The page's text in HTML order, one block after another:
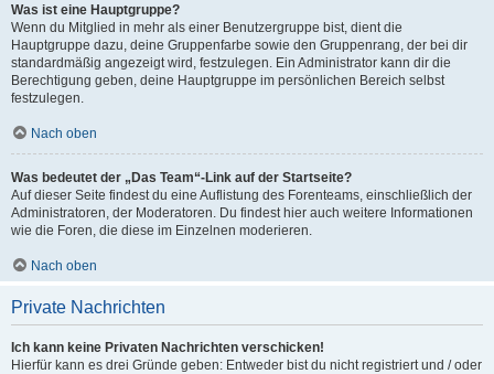
Was ist eine Hauptgruppe?
Wenn du Mitglied in mehr als einer Benutzergruppe bist, dient die
Hauptgruppe dazu, deine Gruppenfarbe sowie den Gruppenrang, der bei dir
standardmäßig angezeigt wird, festzulegen. Ein Administrator kann dir die
Berechtigung geben, deine Hauptgruppe im persönlichen Bereich selbst
festzulegen.
Nach oben
Was bedeutet der „Das Team“-Link auf der Startseite?
Auf dieser Seite findest du eine Auflistung des Forenteams, einschließlich der
Administratoren, der Moderatoren. Du findest hier auch weitere Informationen
wie die Foren, die diese im Einzelnen moderieren.
Nach oben
Private Nachrichten
Ich kann keine Privaten Nachrichten verschicken!
Hierfür kann es drei Gründe geben: Entweder bist du nicht registriert und / oder